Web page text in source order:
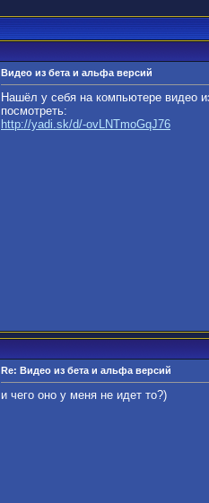
Видео из бета и альфа версий
Нашёл у себя на компьютере видео
посмотреть:
http://yadi.sk/d/-ovLNTmoGqJ76
Re: Видео из бета и альфа версий
и чего оно у меня не идет то?)